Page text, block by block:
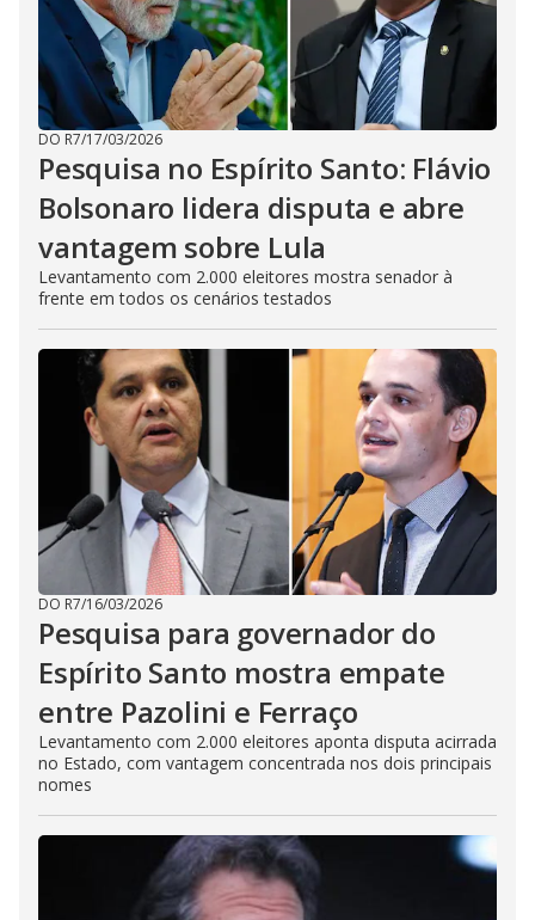
DO R7/17/03/2026
Pesquisa no Espírito Santo: Flávio
Bolsonaro lidera disputa e abre
vantagem sobre Lula
Levantamento com 2.000 eleitores mostra senador à
frente em todos os cenários testados
DO R7/16/03/2026
Pesquisa para governador do
Espírito Santo mostra empate
entre Pazolini e Ferraço
Levantamento com 2.000 eleitores aponta disputa acirrada
no Estado, com vantagem concentrada nos dois principais
nomes